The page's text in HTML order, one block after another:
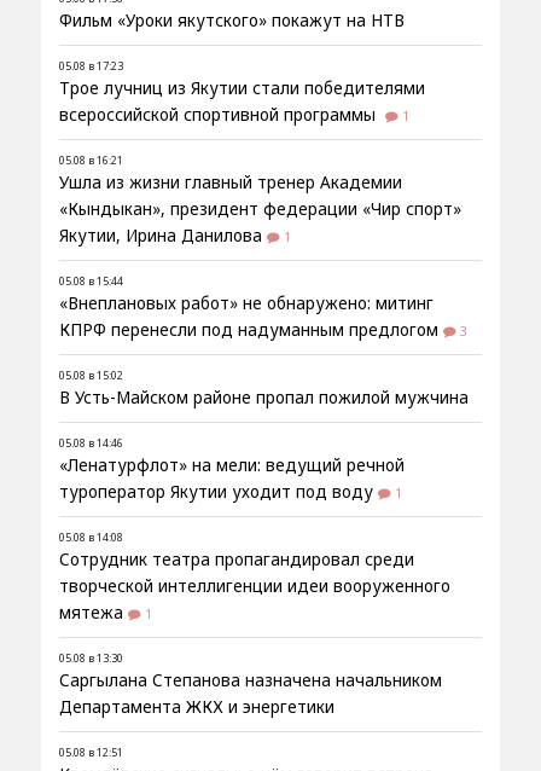
Фильм «Уроки якутского» покажут на НТВ
05.08 в 17:23
Трое лучниц из Якутии стали победителями
всероссийской спортивной программы
1
05.08 в 16:21
Ушла из жизни главный тренер Академии
«Кындыкан», президент федерации «Чир спорт»
Якутии, Ирина Данилова
1
05.08 в 15:44
«Внеплановых работ» не обнаружено: митинг
КПРФ перенесли под надуманным предлогом
3
05.08 в 15:02
В Усть-Майском районе пропал пожилой мужчина
05.08 в 14:46
«Ленатурфлот» на мели: ведущий речной
туроператор Якутии уходит под воду
1
05.08 в 14:08
Сотрудник театра пропагандировал среди
творческой интеллигенции идеи вооруженного
мятежа
1
05.08 в 13:30
Саргылана Степанова назначена начальником
Департамента ЖКХ и энергетики
05.08 в 12:51